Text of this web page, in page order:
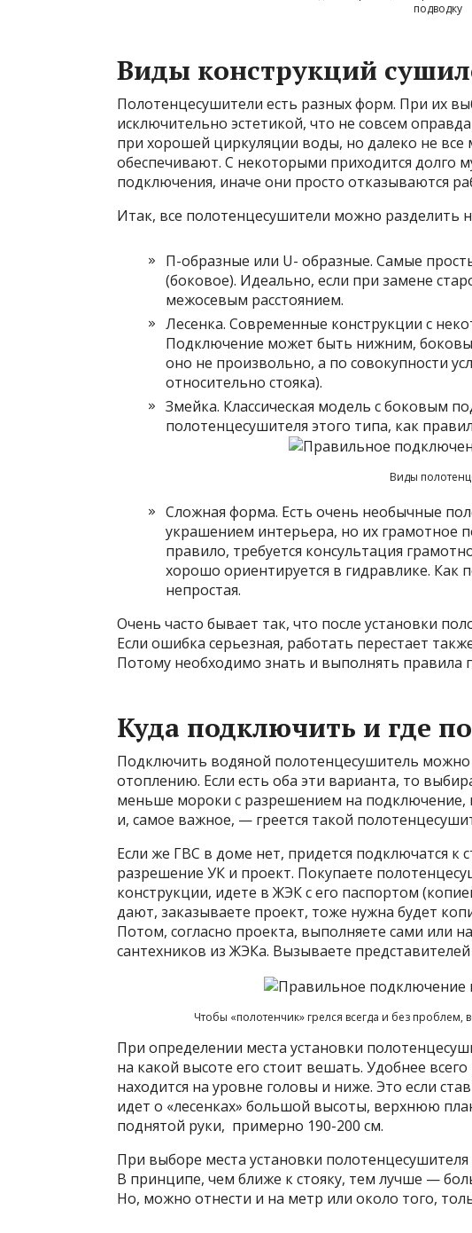
подводку
Виды конструкций
Полотенцесушители есть разных форм. При их
исключительно эстетикой, что не совсем
при хорошей циркуляции воды, но далеко не
обеспечивают. С некоторыми приходится долго
подключения, иначе они просто отказываются
Итак, все полотенцесушители можно разделить
П-образные или U- образные. Самые
(боковое). Идеально, если при замене
межосевым расстоянием.
Лесенка. Современные конструкции с
Подключение может быть нижним,
оно не произвольно, а по совокупности
относительно стояка).
Змейка. Классическая модель с боковым
полотенцесушителя этого типа, как
Виды
Сложная форма. Есть очень необычные
украшением интерьера, но их грамотное
правило, требуется консультация
хорошо ориентируется в гидравлике. Как
непростая.
Очень часто бывает так, что после установки
Если ошибка серьезная, работать перестает
Потому необходимо знать и выполнять правила
Куда подключить и где
Подключить водяной полотенцесушитель можно
отоплению. Если есть оба эти варианта, то
меньше мороки с разрешением на
и, самое важное, — греется такой
Если же ГВС в доме нет, придется подключатся к
разрешение УК и проект. Покупаете
конструкции, идете в ЖЭК с его паспортом
дают, заказываете проект, тоже нужна будет
Потом, согласно проекта, выполняете сами или
сантехников из ЖЭКа. Вызываете
Чтобы «полотенчик» грелся всегда и без
При определении места установки
на какой высоте его стоит вешать. Удобнее
находится на уровне головы и ниже. Это если
идет о «лесенках» большой высоты, верхнюю
поднятой руки, примерно 190-200 см.
При выборе места установки
В принципе, чем ближе к стояку, тем лучше —
Но, можно отнести и на метр или около того,